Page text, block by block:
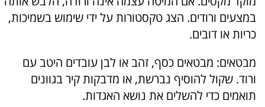
במצעים ורודים. הצג טקסטורות על ידי שימוש בשמיכות,
כריות או דובים.
מבטאים: מבטאים כסף, זהב או לבן עובדים היטב עם
ורוד. שקול להוסיף נברשת, או מדבקות קיר בגוונים
תואמים כדי להשלים את נושא האגדות.